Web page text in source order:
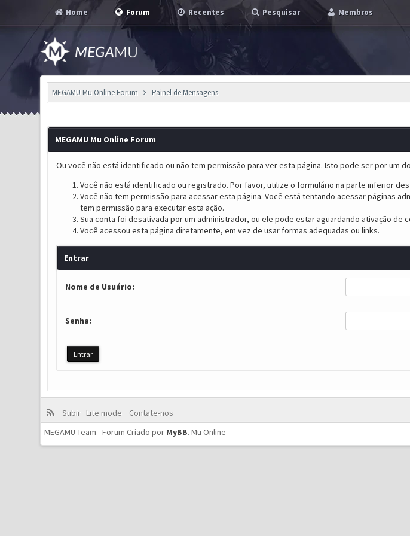
Home Forum Recentes Pesquisar Membros
MEGAMU Mu Online Forum Painel de Mensagens
MEGAMU Mu Online Forum
Ou você não está identificado ou não tem permissão para ver esta página. Isto pode ser por um
Você não está identificado ou registrado. Por favor, utilize o formulário na parte inferior
Você não tem permissão para acessar esta página. Você está tentando acessar páginas
tem permissão para executar esta ação.
Sua conta foi desativada por um administrador, ou ele pode estar aguardando ativação de
Você acessou esta página diretamente, em vez de usar formas adequadas ou links.
Entrar
Nome de Usuário:
Senha:
Subir Lite mode
Contate-nos
MEGAMU Team - Forum Criado por MyBB.Mu Online